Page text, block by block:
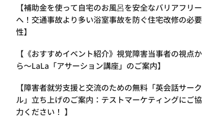
【補助金を使って自宅のお風呂を安全なバリアフリー
へ！交通事故より多い浴室事故を防ぐ住宅改修の必要
性】
【《おすすめイベント紹介》視覚障害当事者の視点か
ら〜LaLa「アサーション講座」のご案内】
【​障害者就労支援と交流のための無料「英会話サーク
ル」立ち上げのご案内：テストマーケティングにご協
力ください！ 】